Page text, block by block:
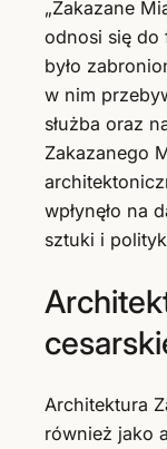
„Zakazane
odnosi się do
było
w nim
służba oraz
Zakazanego
wpłynęło na
sztuki i
Architektura
również jako